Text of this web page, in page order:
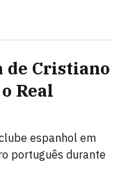
de Cristiano
Real
espanhol em
português durante